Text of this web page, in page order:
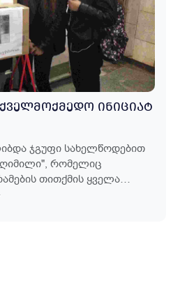
ᲘᲜᲘᲪᲘᲐᲢ
Ჯგუფი Სახელწოდებით
Რომელიც
Თითქმის Ყველა
Მისი Საქმიანობა
Საგანმანათლებლო